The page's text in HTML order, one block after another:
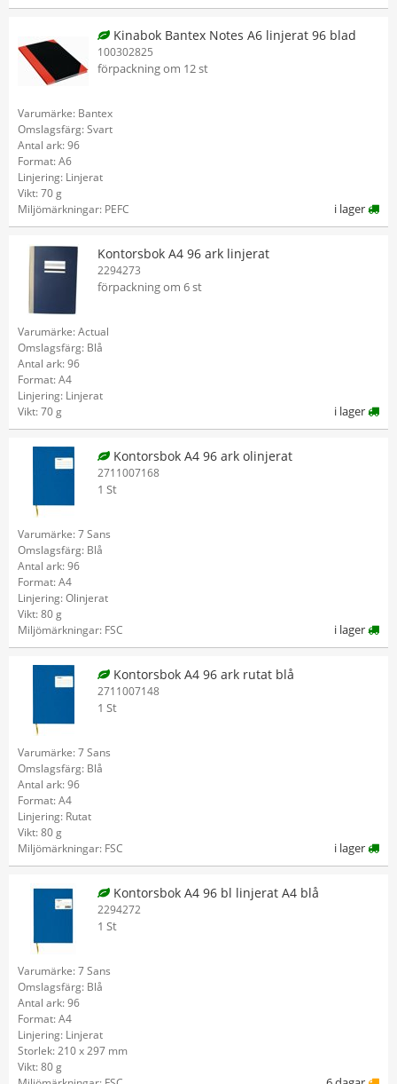
Kinabok Bantex Notes A6 linjerat 96 blad
100302825
förpackning om 12 st
Varumärke: Bantex
Omslagsfärg: Svart
Antal ark: 96
Format: A6
Linjering: Linjerat
Vikt: 70 g
Miljömärkningar: PEFC
i lager
Kontorsbok A4 96 ark linjerat
2294273
förpackning om 6 st
Varumärke: Actual
Omslagsfärg: Blå
Antal ark: 96
Format: A4
Linjering: Linjerat
Vikt: 70 g
i lager
Kontorsbok A4 96 ark olinjerat
2711007168
1 St
Varumärke: 7 Sans
Omslagsfärg: Blå
Antal ark: 96
Format: A4
Linjering: Olinjerat
Vikt: 80 g
Miljömärkningar: FSC
i lager
Kontorsbok A4 96 ark rutat blå
2711007148
1 St
Varumärke: 7 Sans
Omslagsfärg: Blå
Antal ark: 96
Format: A4
Linjering: Rutat
Vikt: 80 g
Miljömärkningar: FSC
i lager
Kontorsbok A4 96 bl linjerat A4 blå
2294272
1 St
Varumärke: 7 Sans
Omslagsfärg: Blå
Antal ark: 96
Format: A4
Linjering: Linjerat
Storlek: 210 x 297 mm
Vikt: 80 g